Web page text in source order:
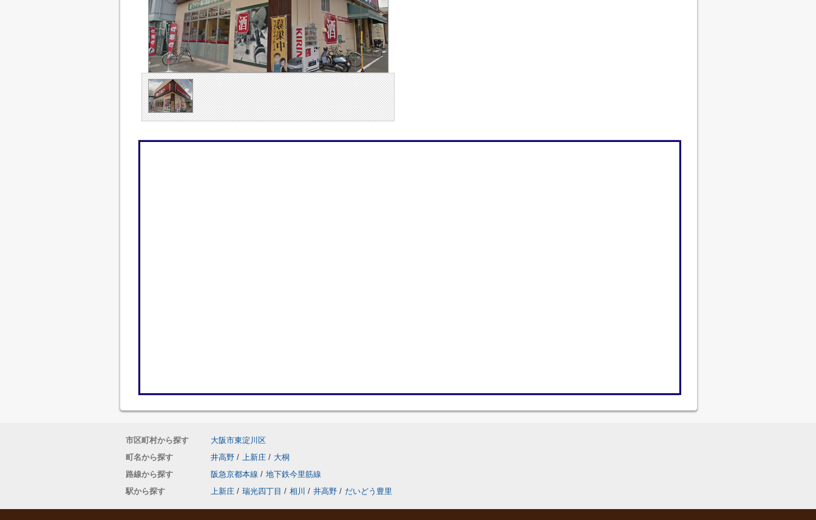
市区町村から探す
大阪市東淀川区
町名から探す
井高野 / 上新庄 / 大桐
路線から探す
阪急京都本線 / 地下鉄今里筋線
駅から探す
上新庄 / 瑞光四丁目 / 相川 / 井高野 / だいどう豊里